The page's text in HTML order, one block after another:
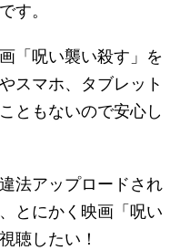
す。
「呪い襲い殺す」を
スマホ、タブレット
ともないので安心し
法アップロードされ
とにかく映画「呪い
聴したい！